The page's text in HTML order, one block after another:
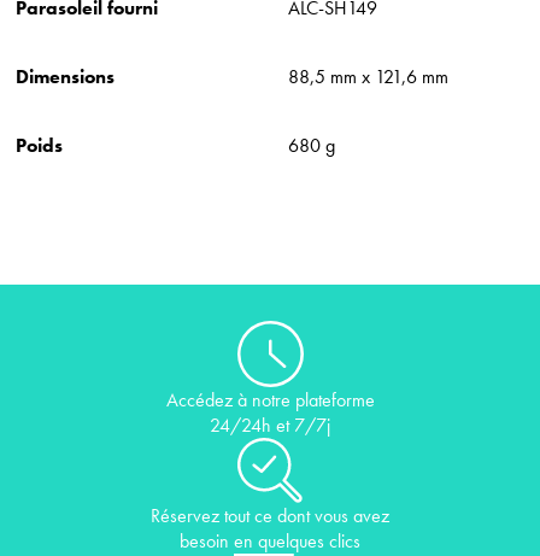
Parasoleil fourni ALC-SH149
Dimensions 88,5 mm x 121,6 mm
Poids 680 g
Accédez à notre plateforme
24/24h et 7/7j
Réservez tout ce dont vous avez
besoin en quelques clics